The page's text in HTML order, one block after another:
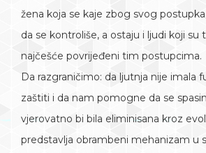
žena koja se kaje zbog svog
da se kontroliše, a ostaju i ljudi koji su
najčešće povrijeđeni tim postupcima.
Da razgraničimo: da ljutnja nije imala
zaštiti i da nam pomogne da se
vjerovatno bi bila eliminisana kroz
predstavlja obrambeni mehanizam u